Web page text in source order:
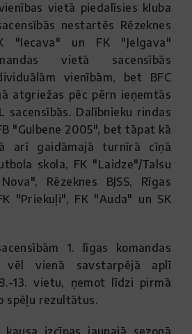
vietā piedalīsies kluba
nestartēs Rēzeknes
"Iecava" un FK "Jelgava"
vietā sacensībās
vienībām, bet BFC
atgriežas pēc pērn ieņemtās
sacensībās. Dalībnieku rindas
"Gulbene 2005", bet tāpat kā
arī gaidāmajā turnīrā cīņā
skola, FK "Laidze"/Talsu
Rēzeknes BJSS, Rīgas
"Priekuļi", FK "Auda" un SK
1. līgas komandas
vēl vienā savstarpējā aplī
13. vietu, ņemot līdzi pirmā
spēļu rezultātus.
izcīņas jaunajā sezonā